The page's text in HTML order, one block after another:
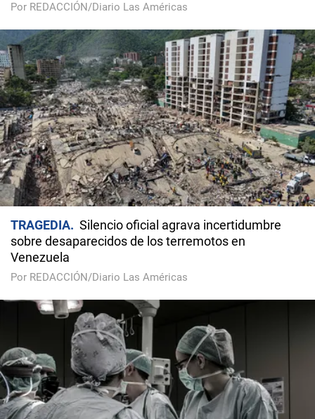
Por REDACCIÓN/Diario Las Américas
TRAGEDIA
Silencio oficial agrava incertidumbre
sobre desaparecidos de los terremotos en
Venezuela
Por REDACCIÓN/Diario Las Américas